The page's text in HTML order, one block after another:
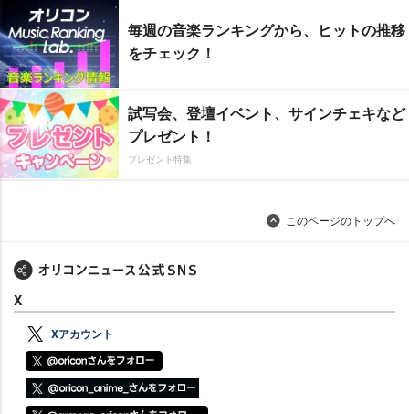
毎週の音楽ランキングから、ヒットの推移
をチェック！
試写会、登壇イベント、サインチェキなど
プレゼント！
プレゼント特集
このページのトップへ
X
Xアカウント